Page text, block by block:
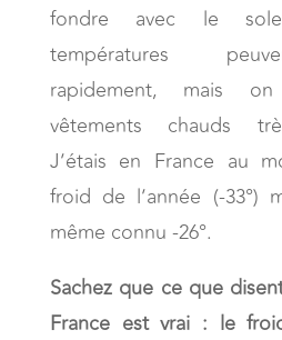
fondre avec le
températures
rapidement, mais
vêtements chauds
J’étais en France au
froid de l’année (-33°)
même connu -26°.
Sachez que ce que
France est vrai : le